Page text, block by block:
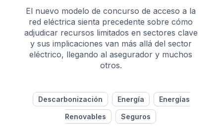
El nuevo modelo de concurso de acceso a la
red eléctrica sienta precedente sobre cómo
adjudicar recursos limitados en sectores clave
y sus implicaciones van más allá del sector
eléctrico, llegando al asegurador y muchos
otros.
Descarbonización Energía Energías
Renovables Seguros